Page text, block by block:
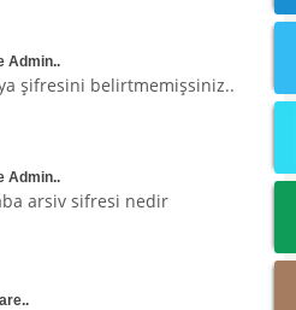
Admin..
şifresini belirtmemişsiniz..
Admin..
arsiv sifresi nedir